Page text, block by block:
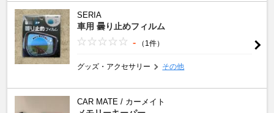
SERIA
車用 曇り止めフィルム
- （1件）
グッズ・アクセサリー その他
CAR MATE / カーメイト